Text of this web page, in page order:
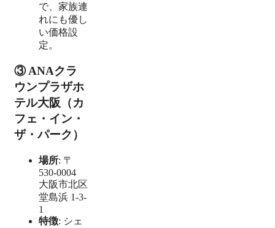
で、家族連
れにも優し
い価格設
定。
③ ANAクラ
ウンプラザホ
テル大阪（カ
フェ・イン・
ザ・パーク）
場所: 〒
530-0004
大阪市北区
堂島浜 1-3-
1
特徴: シェ